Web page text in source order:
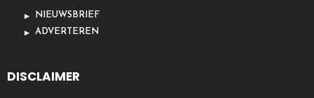
NIEUWSBRIEF
ADVERTEREN
DISCLAIMER